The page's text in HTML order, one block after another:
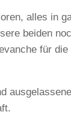
alles in
beiden
für die